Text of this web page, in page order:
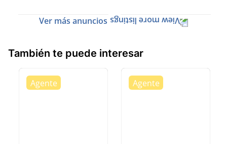
Ver más anuncios
También te puede interesar